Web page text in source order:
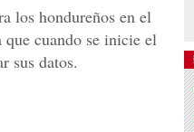
los hondureños en el
que cuando se inicie el
sus datos.